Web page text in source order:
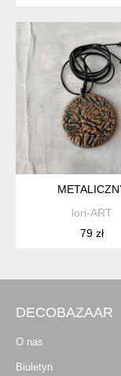
lori-ART
79 zł
DECOBAZAAR
O nas
Biuletyn